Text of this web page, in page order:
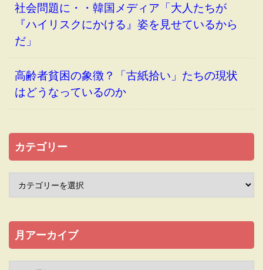
社会問題に・・韓国メディア「大人たちが
『ハイリスクにかける』姿を見せているから
だ」
高齢者貧困の象徴？「古紙拾い」たちの現状
はどうなっているのか
カテゴリー
月アーカイブ